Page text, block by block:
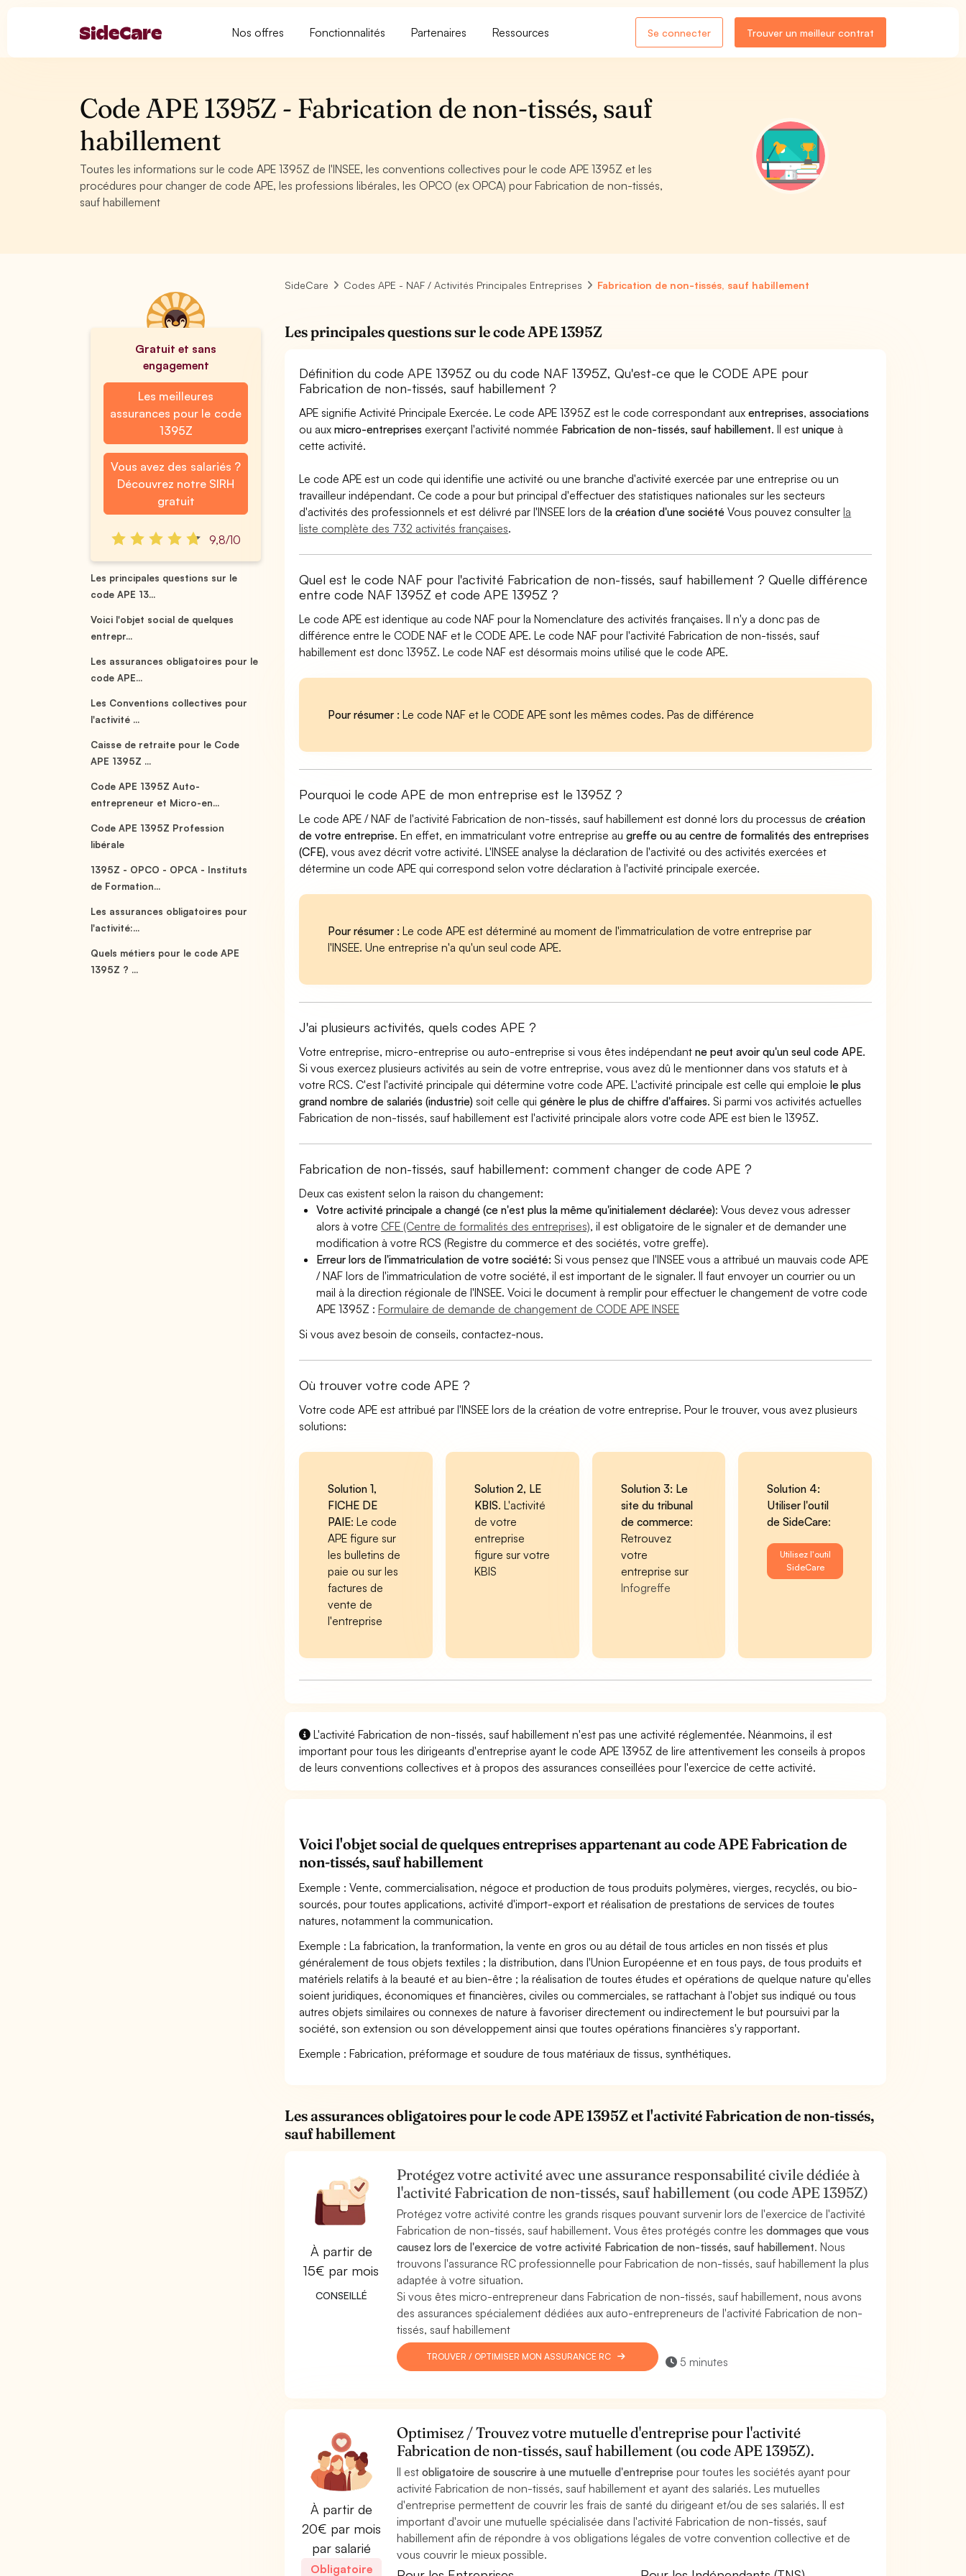
Nos offres Fonctionnalités Partenaires Ressources Se connecter Trouver un meilleur contrat
Code APE 1395Z - Fabrication de non-tissés, sauf
habillement
Toutes les informations sur le code APE 1395Z de l'INSEE, les conventions collectives pour le code APE 1395Z et les
procédures pour changer de code APE, les professions libérales, les OPCO (ex OPCA) pour Fabrication de non-tissés,
sauf habillement
Gratuit et sans
engagement
Les meilleures
assurances pour le code
1395Z
Vous avez des salariés ?
Découvrez notre SIRH
gratuit
9,8/10
Les principales questions sur le
code APE 13...
Voici l'objet social de quelques
entrepr...
Les assurances obligatoires pour le
code APE...
Les Conventions collectives pour
l'activité ...
Caisse de retraite pour le Code
APE 1395Z ...
Code APE 1395Z Auto-
entrepreneur et Micro-en...
Code APE 1395Z Profession
libérale
1395Z - OPCO - OPCA - Instituts
de Formation...
Les assurances obligatoires pour
l'activité:...
Quels métiers pour le code APE
1395Z ? ...
SideCare Codes APE - NAF / Activités Principales Entreprises Fabrication de non-tissés, sauf habillement
Les principales questions sur le code APE 1395Z
Définition du code APE 1395Z ou du code NAF 1395Z, Qu'est-ce que le CODE APE pour
Fabrication de non-tissés, sauf habillement ?
APE signifie Activité Principale Exercée. Le code APE 1395Z est le code correspondant auxentreprises,associations
ou auxmicro-entreprises exerçant l'activité nommée Fabrication de non-tissés, sauf habillement. Il estunique à
cette activité.
Le code APE est un code qui identifie une activité ou une branche d'activité exercée par une entreprise ou un
travailleur indépendant. Ce code a pour but principal d'effectuer des statistiques nationales sur les secteurs
d'activités des professionnels et est délivré par l'INSEE lors dela création d'une société Vous pouvez consulterla
liste complète des 732 activités françaises.
Quel est le code NAF pour l'activité Fabrication de non-tissés, sauf habillement ? Quelle différence
entre code NAF 1395Z et code APE 1395Z ?
Le code APE est identique au code NAF pour la Nomenclature des activités françaises. Il n'y a donc pas de
différence entre le CODE NAF et le CODE APE. Le code NAF pour l'activité Fabrication de non-tissés, sauf
habillement est donc 1395Z. Le code NAF est désormais moins utilisé que le code APE.
Pour résumer : Le code NAF et le CODE APE sont les mêmes codes. Pas de différence
Pourquoi le code APE de mon entreprise est le 1395Z ?
Le code APE / NAF de l'activité Fabrication de non-tissés, sauf habillement est donné lors du processus decréation
de votre entreprise. En effet, en immatriculant votre entreprise augreffe ou au centre de formalités des entreprises
(CFE), vous avez décrit votre activité. L'INSEE analyse la déclaration de l'activité ou des activités exercées et
détermine un code APE qui correspond selon votre déclaration à l'activité principale exercée.
Pour résumer : Le code APE est déterminé au moment de l'immatriculation de votre entreprise par
l'INSEE. Une entreprise n'a qu'un seul code APE.
J'ai plusieurs activités, quels codes APE ?
Votre entreprise, micro-entreprise ou auto-entreprise si vous êtes indépendantne peut avoir qu'un seul code APE.
Si vous exercez plusieurs activités au sein de votre entreprise, vous avez dû le mentionner dans vos statuts et à
votre RCS. C'est l'activité principale qui détermine votre code APE. L'activité principale est celle qui emploiele plus
grand nombre de salariés (industrie) soit celle quigénère le plus de chiffre d'affaires. Si parmi vos activités actuelles
Fabrication de non-tissés, sauf habillement est l'activité principale alors votre code APE est bien le 1395Z.
Fabrication de non-tissés, sauf habillement: comment changer de code APE ?
Deux cas existent selon la raison du changement:
Votre activité principale a changé (ce n'est plus la même qu'initialement déclarée): Vous devez vous adresser
alors à votre CFE (Centre de formalités des entreprises), il est obligatoire de le signaler et de demander une
modification à votre RCS (Registre du commerce et des sociétés, votre greffe).
Erreur lors de l'immatriculation de votre société:Si vous pensez que l'INSEE vous a attribué un mauvais code APE
/ NAF lors de l'immatriculation de votre société, il est important de le signaler. Il faut envoyer un courrier ou un
mail à la direction régionale de l'INSEE. Voici le document à remplir pour effectuer le changement de votre code
APE 1395Z :Formulaire de demande de changement de CODE APE INSEE
Si vous avez besoin de conseils, contactez-nous.
Où trouver votre code APE ?
Votre code APE est attribué par l'INSEE lors de la création de votre entreprise. Pour le trouver, vous avez plusieurs
solutions:
Solution 1,
FICHE DE
PAIE: Le code
APE figure sur
les bulletins de
paie ou sur les
factures de
vente de
l'entreprise
Solution 2, LE
KBIS. L'activité
de votre
entreprise
figure sur votre
KBIS
Solution 3: Le
site du tribunal
de commerce:
Retrouvez
votre
entreprise sur
Infogreffe
Solution 4:
Utiliser l'outil
de SideCare:
Utilisez l'outil
SideCare
L'activité Fabrication de non-tissés, sauf habillement n'est pas une activité réglementée. Néanmoins, il est
important pour tous les dirigeants d'entreprise ayant le code APE 1395Z de lire attentivement les conseils à propos
de leurs conventions collectives et à propos des assurances conseillées pour l'exercice de cette activité.
Voici l'objet social de quelques entreprises appartenant au code APE Fabrication de
non-tissés, sauf habillement
Exemple : Vente, commercialisation, négoce et production de tous produits polymères, vierges, recyclés, ou bio-
sourcés, pour toutes applications, activité d'import-export et réalisation de prestations de services de toutes
natures, notamment la communication.
Exemple : La fabrication, la tranformation, la vente en gros ou au détail de tous articles en non tissés et plus
généralement de tous objets textiles ; la distribution, dans l'Union Européenne et en tous pays, de tous produits et
matériels relatifs à la beauté et au bien-être ; la réalisation de toutes études et opérations de quelque nature qu'elles
soient juridiques, économiques et financières, civiles ou commerciales, se rattachant à l'objet sus indiqué ou tous
autres objets similaires ou connexes de nature à favoriser directement ou indirectement le but poursuivi par la
société, son extension ou son développement ainsi que toutes opérations financières s'y rapportant.
Exemple : Fabrication, préformage et soudure de tous matériaux de tissus, synthétiques.
Les assurances obligatoires pour le code APE 1395Z et l'activité Fabrication de non-tissés,
sauf habillement
À partir de
15€ par mois
CONSEILLÉ
Protégez votre activité avec une assurance responsabilité civile dédiée à
l'activité Fabrication de non-tissés, sauf habillement (ou code APE 1395Z)
Protégez votre activité contre les grands risques pouvant survenir lors de l'exercice de l'activité
Fabrication de non-tissés, sauf habillement. Vous êtes protégés contre les dommages que vous
causez lors de l'exercice de votre activité Fabrication de non-tissés, sauf habillement. Nous
trouvons l'assurance RC professionnelle pour Fabrication de non-tissés, sauf habillement la plus
adaptée à votre situation.
Si vous êtes micro-entrepreneur dans Fabrication de non-tissés, sauf habillement, nous avons
des assurances spécialement dédiées aux auto-entrepreneurs de l'activité Fabrication de non-
tissés, sauf habillement
TROUVER / OPTIMISER MON ASSURANCE RC 5 minutes
À partir de
20€ par mois
par salarié
Obligatoire
Optimisez / Trouvez votre mutuelle d'entreprise pour l'activité
Fabrication de non-tissés, sauf habillement (ou code APE 1395Z).
Il est obligatoire de souscrire à une mutuelle d'entreprise pour toutes les sociétés ayant pour
activité Fabrication de non-tissés, sauf habillement et ayant des salariés. Les mutuelles
d'entreprise permettent de couvrir les frais de santé du dirigeant et/ou de ses salariés. Il est
important d'avoir une mutuelle spécialisée dans l'activité Fabrication de non-tissés, sauf
habillement afin de répondre à vos obligations légales de votre convention collective et de
vous couvrir le mieux possible.